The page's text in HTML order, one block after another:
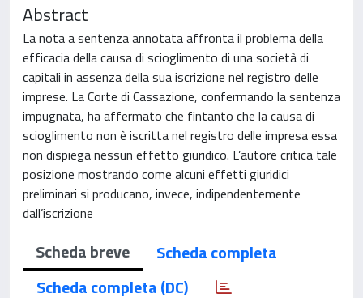
Abstract
La nota a sentenza annotata affronta il problema della
efficacia della causa di scioglimento di una società di
capitali in assenza della sua iscrizione nel registro delle
imprese. La Corte di Cassazione, confermando la sentenza
impugnata, ha affermato che fintanto che la causa di
scioglimento non è iscritta nel registro delle impresa essa
non dispiega nessun effetto giuridico. L’autore critica tale
posizione mostrando come alcuni effetti giuridici
preliminari si producano, invece, indipendentemente
dall’iscrizione
Scheda breve
Scheda completa
Scheda completa (DC)